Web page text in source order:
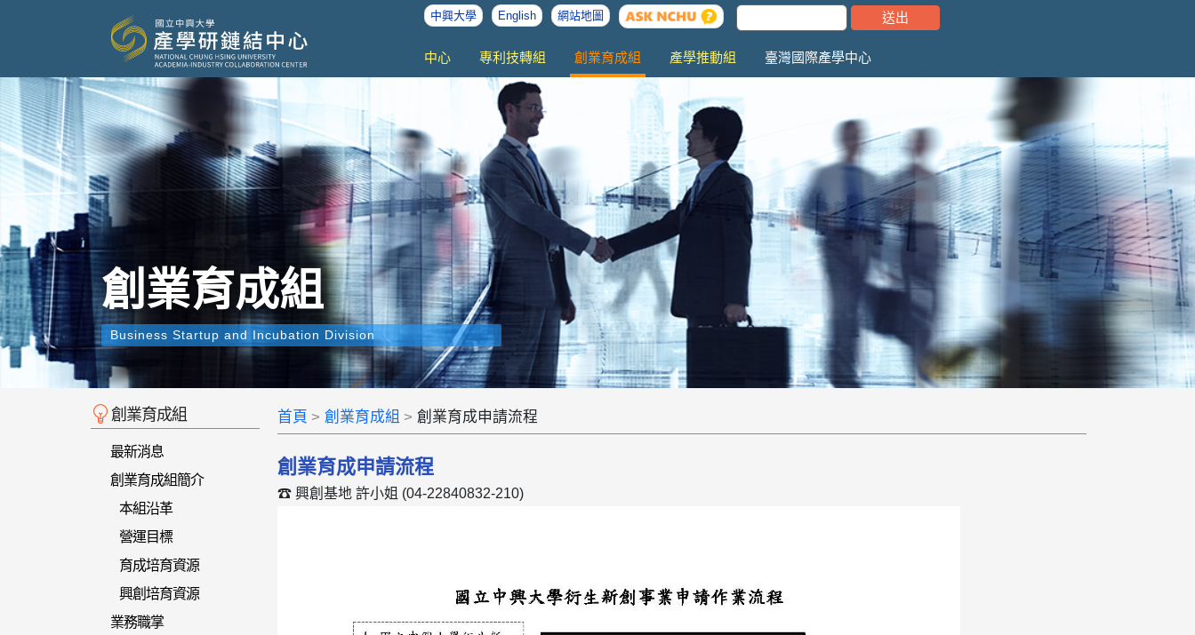
中興大學 English 網站地圖
中心 專利技轉組 創業育成組 產學推動組 臺灣國際產學中心
創業育成組
Business Startup and Incubation Division
創業育成組
最新消息
創業育成組簡介
本組沿革
營運目標
育成培育資源
興創培育資源
業務職掌
首頁 創業育成組 創業育成申請流程
創業育成申請流程
☎ 興創基地 許小姐 (04-22840832-210)